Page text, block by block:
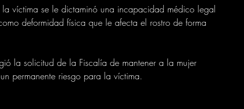
víctima se le dictaminó una incapacidad médico legal
deformidad física que le afecta el rostro de forma
la solicitud de la Fiscalía de mantener a la mujer
permanente riesgo para la víctima.